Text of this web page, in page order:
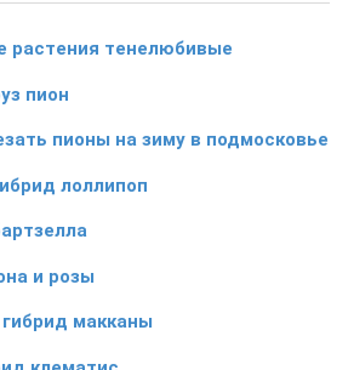
растения тенелюбивые
пион
пионы на зиму в подмосковье
лоллипоп
и розы
макканы